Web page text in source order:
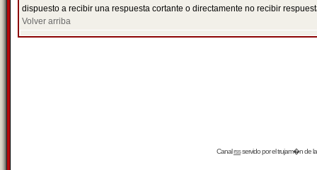
dispuesto a recibir una respuesta cortante o directamente no recibir
Volver arriba
Canalrssservido por eltrujam�nde